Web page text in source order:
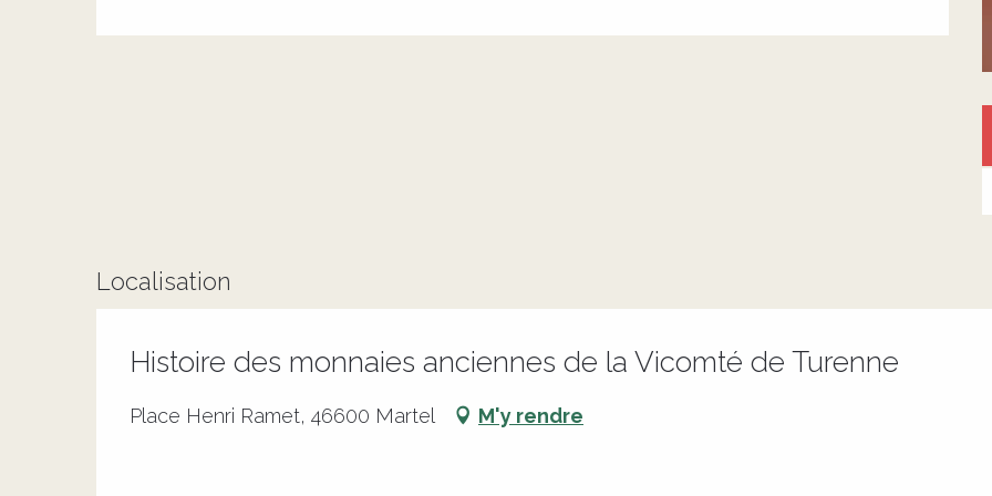
Localisation
Histoire des monnaies anciennes de la Vicomté de Turenne
Place Henri Ramet, 46600 Martel M'y rendre